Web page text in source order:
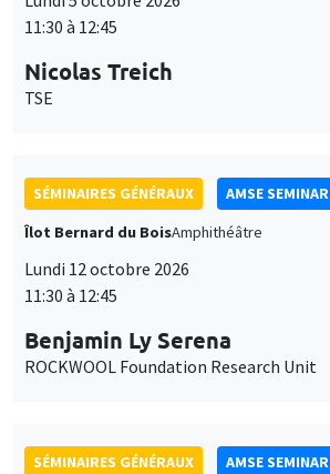
11:30 à 12:45
Nicolas Treich
TSE
SÉMINAIRES GÉNÉRAUX
AMSE SEMINAR
Îlot Bernard du BoisAmphithéâtre
Lundi 12 octobre 2026
11:30 à 12:45
Benjamin Ly Serena
ROCKWOOL Foundation Research Unit
SÉMINAIRES GÉNÉRAUX
AMSE SEMINAR